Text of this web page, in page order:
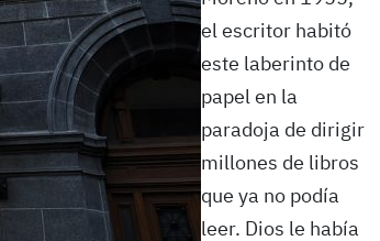
el escritor habitó
este laberinto de
papel en la
paradoja de dirigir
millones de libros
que ya no podía
leer. Dios le había